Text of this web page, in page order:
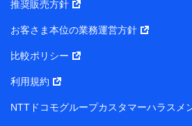
【共同して利用される利用データの
当社または株式会社NTTドコモ・フ
の個人データ
基本情報
性、連絡先、dポイントサービスのご
推奨販売方針
お客さま本位の業務運営方針
比較ポリシー
利用規約
NTTドコモグループカスタマーハラスメ